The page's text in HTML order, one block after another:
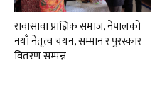
रावासावा प्राज्ञिक समाज, नेपालको
नयाँ नेतृत्व चयन, सम्मान र पुरस्कार
वितरण सम्पन्न